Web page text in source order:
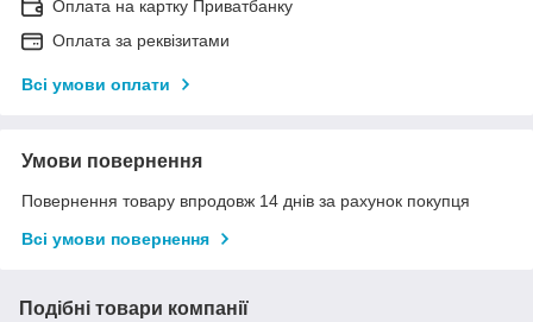
Оплата на картку Приватбанку
Оплата за реквізитами
Всі умови оплати
Умови повернення
Повернення товару впродовж 14 днів за рахунок покупця
Всі умови повернення
Подібні товари компанії